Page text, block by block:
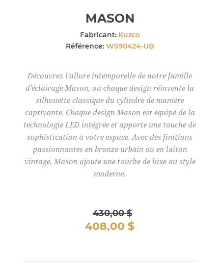
MASON
Fabricant: Kuzco
Référence: WS90424-UB
Découvrez l'allure intemporelle de notre famille
d'éclairage Mason, où chaque design réinvente la
silhouette classique du cylindre de manière
captivante. Chaque design Mason est équipé de la
technologie LED intégrée et apporte une touche de
sophistication à votre espace. Avec des finitions
passionnantes en bronze urbain ou en laiton
vintage, Mason ajoute une touche de luxe au style
moderne.
430,00 $
408,00 $